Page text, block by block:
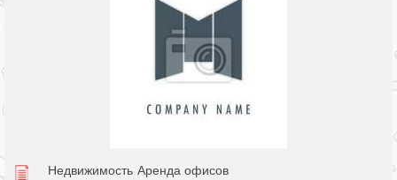
Недвижимость Аренда офисов